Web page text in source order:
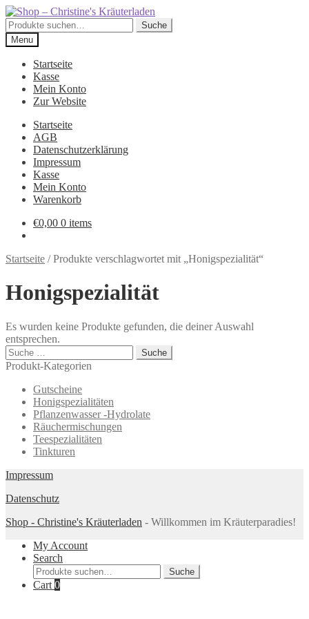
Skip
to
navigation
Skip
to
content
Suche
nach:
Suche
Menu
Startseite
Kasse
Mein Konto
Zur Website
Startseite
AGB
Datenschutzerklärung
Impressum
Kasse
Mein Konto
Warenkorb
€0,00 0 items
Startseite /Produkte verschlagwortet mit „Honigspezialität“
Honigspezialität
Es wurden keine Produkte gefunden, die deiner Auswahl
entsprechen.
Suche
nach:
Produkt-Kategorien
Gutscheine
Honigspezialitäten
Pflanzenwasser -Hydrolate
Räuchermischungen
Teespezialitäten
Tinkturen
Impressum
Datenschutz
Shop - Christine's Kräuterladen - Willkommen im Kräuterparadies!
My Account
Search
Suche
nach:
Suche
Cart 0